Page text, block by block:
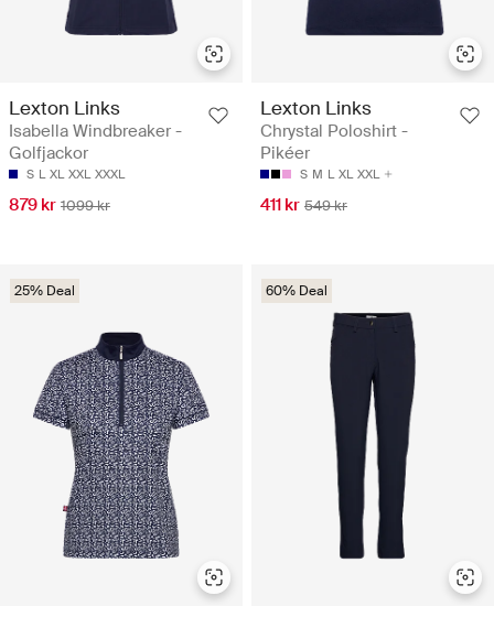
Lexton Links
Isabella Windbreaker -
Golfjackor
S L XL XXL XXXL
879 kr 1099 kr
Lexton Links
Chrystal Poloshirt -
Pikéer
S M L XL XXL
411 kr 549 kr
25% Deal 60% Deal